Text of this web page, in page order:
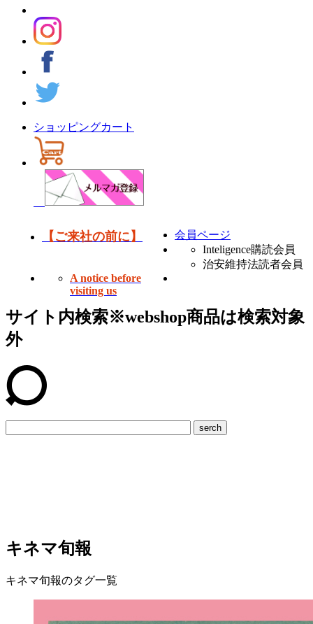
ショッピングカート
【ご来社の前に】
会員ページ
Inteligence購読会員
治安維持法読者会員
A notice before
visiting us
サイト内検索※webshop商品は検索対象
外
serch
キネマ旬報
キネマ旬報のタグ一覧